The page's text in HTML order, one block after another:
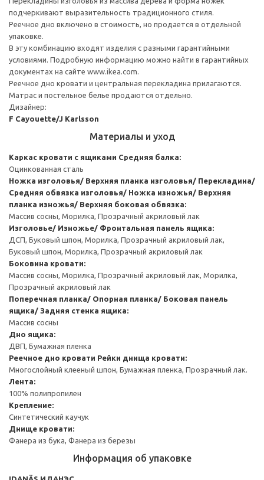
подчеркивают выразительность традиционного стиля.
Реечное дно включено в стоимость, но продается в отдельной
упаковке.
В эту комбинацию входят изделия с разными гарантийными
условиями. Подробную информацию можно найти в гарантийных
документах на сайте www.ikea.com.
Реечное дно кровати и центральная перекладина прилагаются.
Матрас и постельное белье продаются отдельно.
Дизайнер:
F Cayouette/J Karlsson
Материалы и уход
Каркас кровати с ящиками Средняя балка:
Оцинкованная сталь
Ножка изголовья/ Верхняя планка изголовья/ Перекладина/
Средняя обвязка изголовья/ Ножка изножья/ Верхняя
планка изножья/ Верхняя боковая обвязка:
Массив сосны, Морилка, Прозрачный акриловый лак
Изголовье/ Изножье/ Фронтальная панель ящика:
ДСП, Буковый шпон, Морилка, Прозрачный акриловый лак,
Буковый шпон, Морилка, Прозрачный акриловый лак
Боковина кровати:
Массив сосны, Морилка, Прозрачный акриловый лак, Морилка,
Прозрачный акриловый лак
Поперечная планка/ Опорная планка/ Боковая панель
ящика/ Задняя стенка ящика:
Массив сосны
Дно ящика:
ДВП, Бумажная пленка
Реечное дно кровати Рейки днища кровати:
Многослойный клееный шпон, Бумажная пленка, Прозрачный лак.
Лента:
100% полипропилен
Крепление:
Синтетический каучук
Днище кровати:
Фанера из бука, Фанера из березы
Информация об упаковке